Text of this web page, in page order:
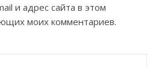
и адрес сайта в этом
моих комментариев.